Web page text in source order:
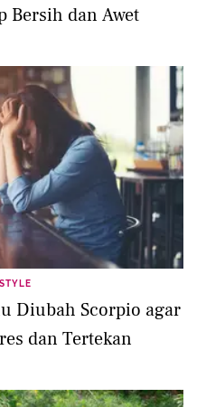
Bersih dan Awet
Diubah Scorpio agar
dan Tertekan